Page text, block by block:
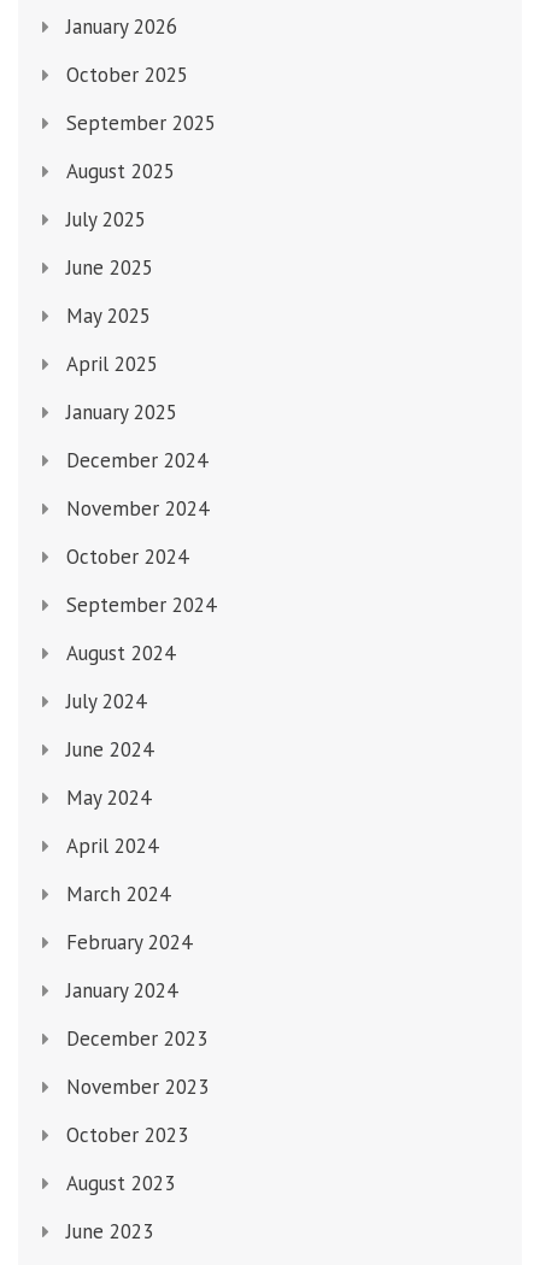
January 2026
October 2025
September 2025
August 2025
July 2025
June 2025
May 2025
April 2025
January 2025
December 2024
November 2024
October 2024
September 2024
August 2024
July 2024
June 2024
May 2024
April 2024
March 2024
February 2024
January 2024
December 2023
November 2023
October 2023
August 2023
June 2023